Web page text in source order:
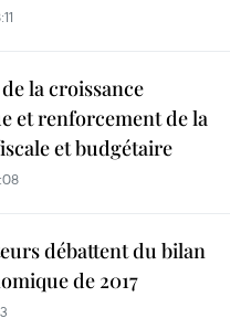
la croissance
et renforcement de la
et budgétaire
débattent du bilan
de 2017